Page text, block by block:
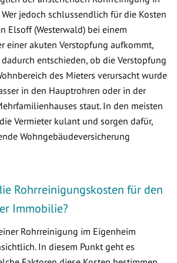
jedoch schlussendlich für die Kosten
Elsoff (Westerwald) bei einem
einer akuten Verstopfung aufkommt,
entschieden, ob die Verstopfung
des Mieters verursacht wurde
in den Hauptrohren oder in der
staut. In den meisten
Vermieter kulant und sorgen dafür,
Wohngebäudeversicherung
Rohrreinigungskosten für den
Immobilie?
Rohrreinigung im Eigenheim
In diesem Punkt geht es